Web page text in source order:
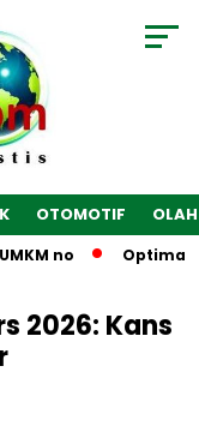
OTOMOTIF
no Optimalkan
2026: Kans